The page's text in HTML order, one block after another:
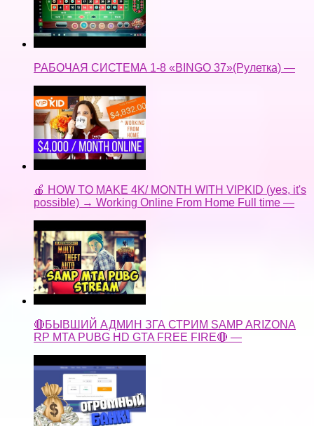
РАБОЧАЯ СИСТЕМА 1-8 «BINGO 37»(Рулетка) —
🍎 HOW TO MAKE 4K/ MONTH WITH VIPKID (yes, it's
possible) → Working Online From Home Full time —
🔴БЫВШИЙ АДМИН ЗГА СТРИМ SAMP ARIZONA
RP MTA PUBG HD GTA FREE FIRE🔴 —